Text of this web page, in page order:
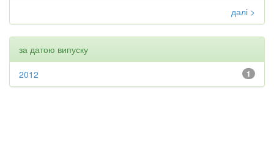
далі >
за датою випуску
1
2012